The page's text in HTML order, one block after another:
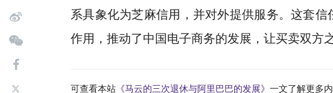
系具象化为芝麻信用，并对外提供服务。这套
作用，推动了中国电子商务的发展，让买卖双方
可查看本站 《马云的三次退休与阿里巴巴的发展》 一文了解更多内